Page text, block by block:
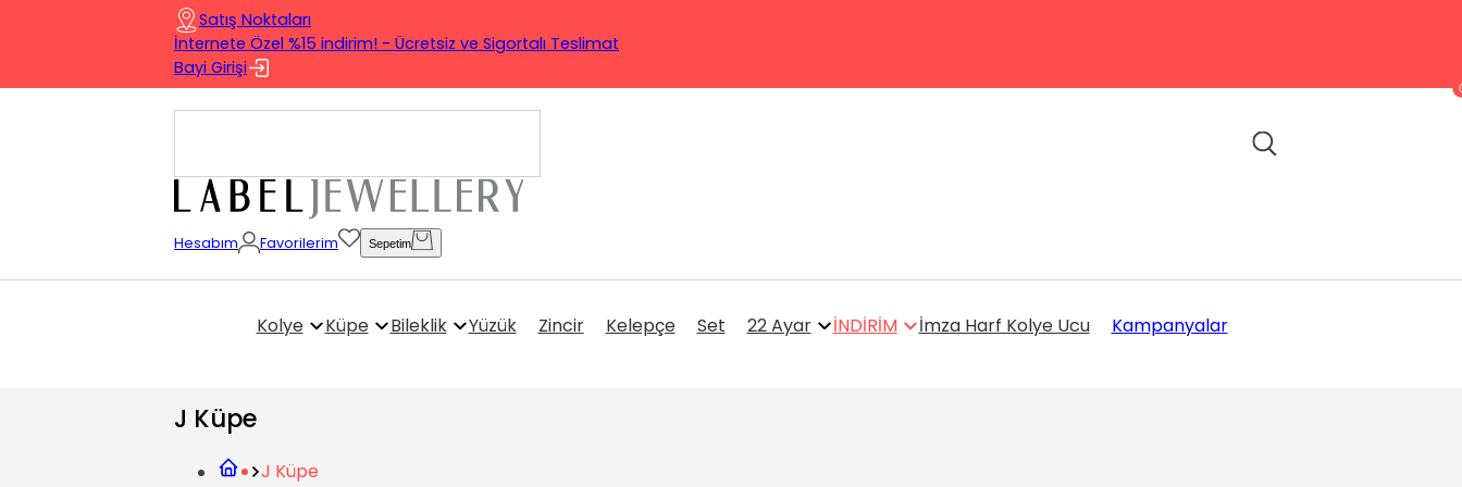
Satış Noktaları
İnternete Özel %15 indirim! - Ücretsiz ve Sigortalı Teslimat
Bayi Girişi
Hesabım Favorilerim Sepetim
Kolye Küpe Bileklik Yüzük Zincir Kelepçe Set 22 Ayar İNDİRİM İmza Harf Kolye Ucu Kampanyalar
J Küpe
J Küpe